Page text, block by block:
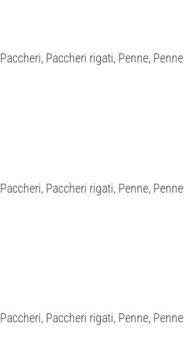
Paccheri rigati, Penne, Penne
Paccheri rigati, Penne, Penne
Paccheri rigati, Penne, Penne